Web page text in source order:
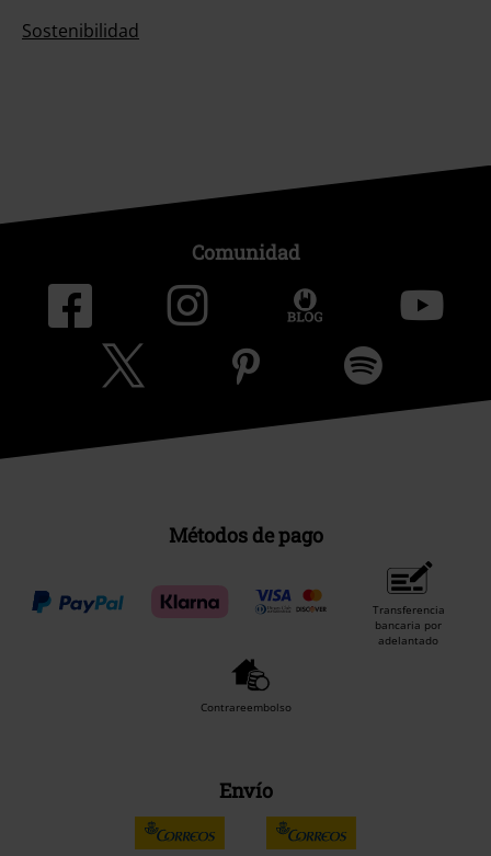
Sostenibilidad
Comunidad
Métodos de pago
Transferencia
bancaria por
adelantado
Contrareembolso
Envío